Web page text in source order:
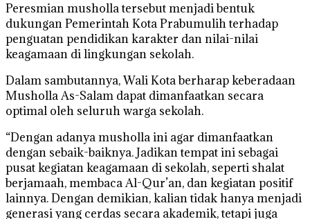
Peresmian musholla tersebut menjadi bentuk
dukungan Pemerintah Kota Prabumulih terhadap
penguatan pendidikan karakter dan nilai-nilai
keagamaan di lingkungan sekolah.
Dalam sambutannya, Wali Kota berharap keberadaan
Musholla As-Salam dapat dimanfaatkan secara
optimal oleh seluruh warga sekolah.
“Dengan adanya musholla ini agar dimanfaatkan
dengan sebaik-baiknya. Jadikan tempat ini sebagai
pusat kegiatan keagamaan di sekolah, seperti shalat
berjamaah, membaca Al-Qur’an, dan kegiatan positif
lainnya. Dengan demikian, kalian tidak hanya menjadi
generasi yang cerdas secara akademik, tetapi juga